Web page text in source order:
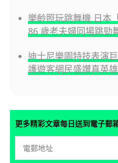
樂齡照玩跳舞機 日本
86 歲老夫婦同場跳勁
迪士尼樂園特技表演
護遊客網民盛讚真英雄
更多精彩文章每日送到電子郵